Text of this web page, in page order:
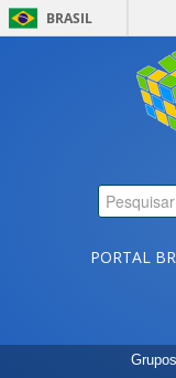
BRASIL
PORTAL
Grupos